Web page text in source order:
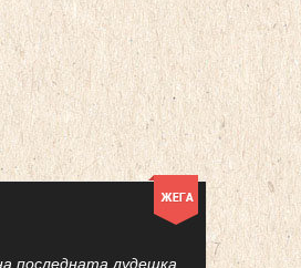
последната лудешка